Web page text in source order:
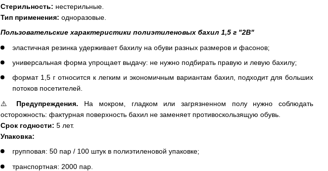
Стерильность: нестерильные.
Тип применения: одноразовые.
Пользовательские характеристики полиэтиленовых бахил 1,5 г "2В"
эластичная резинка удерживает бахилу на обуви разных размеров и фасонов;
универсальная форма упрощает выдачу: не нужно подбирать правую и левую бахилу;
формат 1,5 г относится к легким и экономичным вариантам бахил, подходит для больших
потоков посетителей.
⚠️ Предупреждения. На мокром, гладком или загрязненном полу нужно соблюдать
осторожность: фактурная поверхность бахил не заменяет противоскользящую обувь.
Срок годности: 5 лет.
Упаковка:
групповая: 50 пар / 100 штук в полиэтиленовой упаковке;
транспортная: 2000 пар.